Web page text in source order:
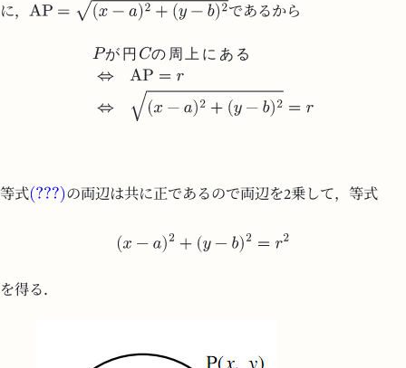
に，
であるから
が 円 の 周上 に あ る
等式 の両辺は共に正であるので両辺を2乗して，等式
を得る．